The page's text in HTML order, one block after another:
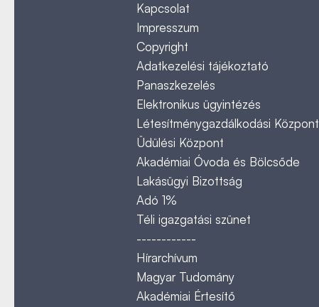
Kapcsolat
Impresszum
Copyright
Adatkezelési tájékoztató
Panaszkezelés
Elektronikus ügyintézés
Létesítménygazdálkodási Központ
Üdülési Központ
Akadémiai Óvoda és Bölcsőde
Lakásügyi Bizottság
Adó 1%
Téli igazgatási szünet
------------
Hírarchívum
Magyar Tudomány
Akadémiai Értesítő